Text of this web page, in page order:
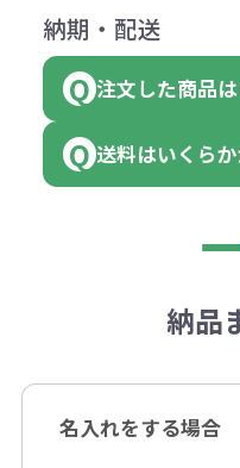
に必要な個
※10個単位
はまらない
アラートに
ください。
（商品の状
※不良商品
います。あ
※不良商品
お問合せ先
×色数
※例えば2
れ費用が2
相談下さい
なお、印
同じ版で多
個当たり
領収書のダ
詳しくはこ
領収書のダ
下記口座に
■三菱UFJ
小田井支店
■ゆうちょ
口座名 株
※振り込み
なります
納期・配送
注文した商品
既製品の場
ご入金確認
定している
あれば、
金いただけ
送料はいくら
き別途申
も複数ヶ所
料頂戴する
納品
名入れをする場合